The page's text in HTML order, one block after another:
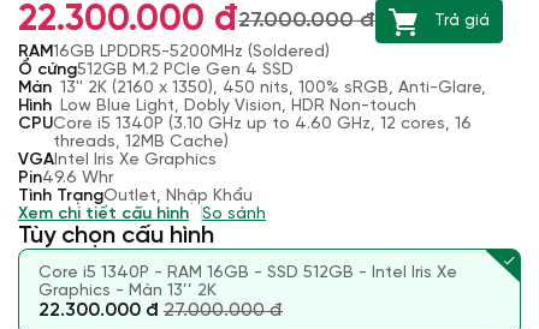
22.300.000 đ27.000.000 đ
Trả giá
RAM16GB LPDDR5-5200MHz (Soldered)
Ổ cứng512GB M.2 PCIe Gen 4 SSD
Màn
Hình
13'' 2K (2160 x 1350), 450 nits, 100% sRGB, Anti-Glare,
Low Blue Light, Dobly Vision, HDR Non-touch
CPUCore i5 1340P (3.10 GHz up to 4.60 GHz, 12 cores, 16
threads, 12MB Cache)
VGA Intel Iris Xe Graphics
Pin49.6 Whr
Tình TrạngOutlet, Nhập Khẩu
Xem chi tiết cấu hình
So sánh
Tùy chọn cấu hình
Core i5 1340P - RAM 16GB - SSD 512GB - Intel Iris Xe
Graphics - Màn 13’’ 2K
22.300.000 đ 27.000.000 đ